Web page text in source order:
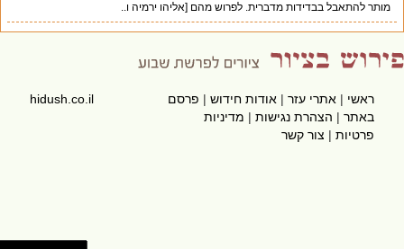
מותר להתאבל בבדידות מדברית. לפרוש מהם [אליהו ירמיה ו..
ראשי|אתרי עזר|אודות חידוש|פרסם
באתר|הצהרת נגישות|מדיניות
פרטיות|צור קשר
hidush.co.il